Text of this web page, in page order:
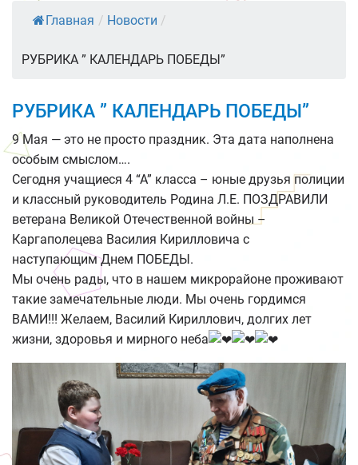
Главная / Новости /
РУБРИКА ” КАЛЕНДАРЬ ПОБЕДЫ”
РУБРИКА ” КАЛЕНДАРЬ ПОБЕДЫ”
9 Мая — это не просто праздник. Эта дата наполнена
особым смыслом….
Сегодня учащиеся 4 “А” класса – юные друзья полиции
и классный руководитель Родина Л.Е. ПОЗДРАВИЛИ
ветерана Великой Отечественной войны –
Каргаполецева Василия Кирилловича с
наступающим Днем ПОБЕДЫ.
Мы очень рады, что в нашем микрорайоне проживают
такие замечательные люди. Мы очень гордимся
ВАМИ!!! Желаем, Василий Кириллович, долгих лет
жизни, здоровья и мирного неба